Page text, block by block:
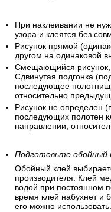
При наклеивании не
узора и клеятся без
Рисунок прямой
другом на одинаковой
Смещающийся рисунок,
Сдвинутая подгонка
последующее
относительно
Рисунок не определен
последующих полотен
направлении,
Подготовьте обойный
Обойный клей
производителя. Клей
водой при постоянном
время клей набухнет и
его можно использовать.